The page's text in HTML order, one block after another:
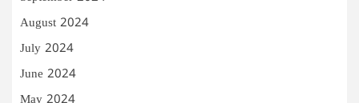
August 2024
July 2024
June 2024
May 2024